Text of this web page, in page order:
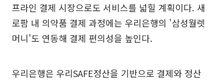
프라인 결제 시장으로도 서비스를 넓힐 계획이다. 새
로팜 내 의약품 결제 과정에는 우리은행의 '삼성월렛
머니'도 연동해 결제 편의성을 높인다.
우리은행은 우리SAFE정산을 기반으로 결제와 정산